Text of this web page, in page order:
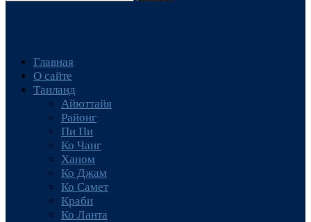
Главная
О сайте
Таиланд
Айюттайя
Районг
Пи Пи
Ко Чанг
Ханом
Ко Джам
Ко Самет
Краби
Ко Ланта